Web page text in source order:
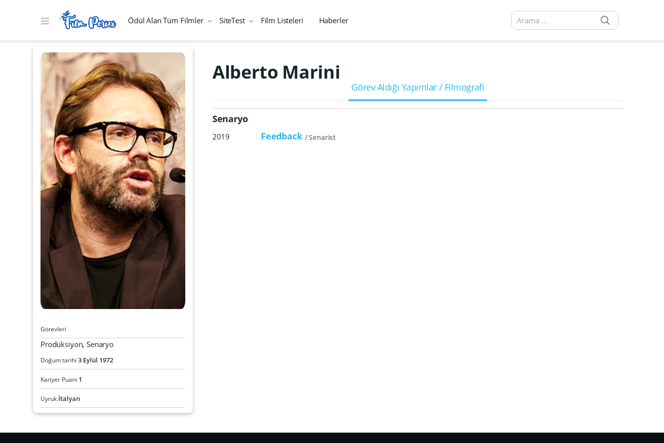
Ödül Alan Tüm Filmler SiteTest Film Listeleri Haberler
Arama sonuçları:
Görevleri
Prodüksiyon, Senaryo
Doğum tarihi 3 Eylül 1972
Kariyer Puanı 1
Uyruk İtalyan
Alberto Marini
Görev Aldığı Yapımlar / Filmografi
Senaryo
2019 Feedback Senarist